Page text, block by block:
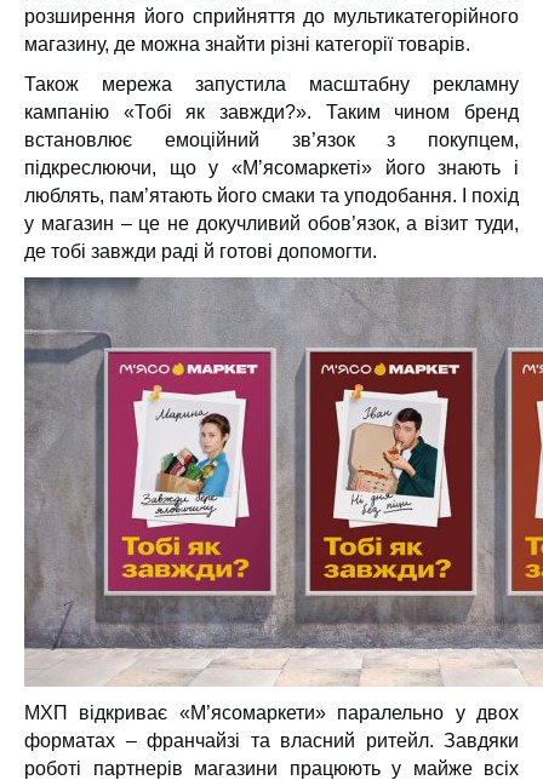
розширення його сприйняття до мультикатегорійного
магазину, де можна знайти різні категорії товарів.
Також мережа запустила масштабну рекламну
кампанію «Тобі як завжди?». Таким чином бренд
встановлює емоційний зв’язок з покупцем,
підкреслюючи, що у «М’ясомаркеті» його знають і
люблять, пам’ятають його смаки та уподобання. І похід
у магазин – це не докучливий обов’язок, а візит туди,
де тобі завжди раді й готові допомогти.
МХП відкриває «М’ясомаркети» паралельно у двох
форматах – франчайзі та власний ритейл. Завдяки
роботі партнерів магазини працюють у майже всіх